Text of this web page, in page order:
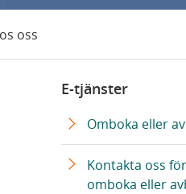
oss
E-tjänster
Omboka eller
Kontakta oss
omboka eller